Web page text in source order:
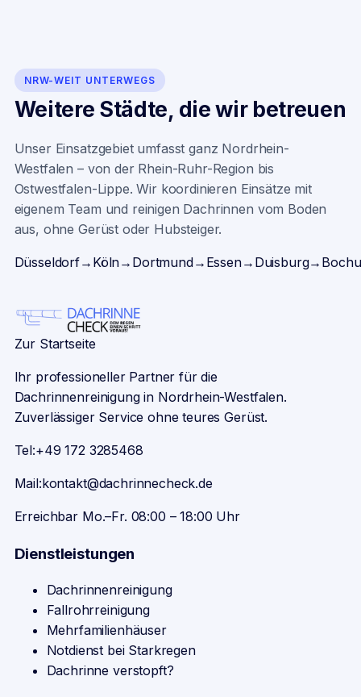
NRW-WEIT UNTERWEGS
Weitere Städte, die wir betreuen
Unser Einsatzgebiet umfasst ganz Nordrhein-
Westfalen – von der Rhein-Ruhr-Region bis
Ostwestfalen-Lippe. Wir koordinieren Einsätze mit
eigenem Team und reinigen Dachrinnen vom Boden
aus, ohne Gerüst oder Hubsteiger.
Düsseldorf→ Köln→ Dortmund→ Essen→ Duisburg→
Zur Startseite
Ihr professioneller Partner für die
Dachrinnenreinigung in Nordrhein-Westfalen.
Zuverlässiger Service ohne teures Gerüst.
Tel:+49 172 3285468
Mail:kontakt@dachrinnecheck.de
Erreichbar Mo.–Fr. 08:00 – 18:00 Uhr
Dienstleistungen
Dachrinnenreinigung
Fallrohrreinigung
Mehrfamilienhäuser
Notdienst bei Starkregen
Dachrinne verstopft?